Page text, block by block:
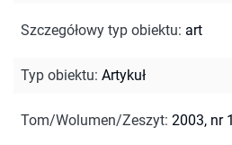
Szczegółowy typ obiektu: art
Typ obiektu: Artykuł
Tom/Wolumen/Zeszyt: 2003, nr 1